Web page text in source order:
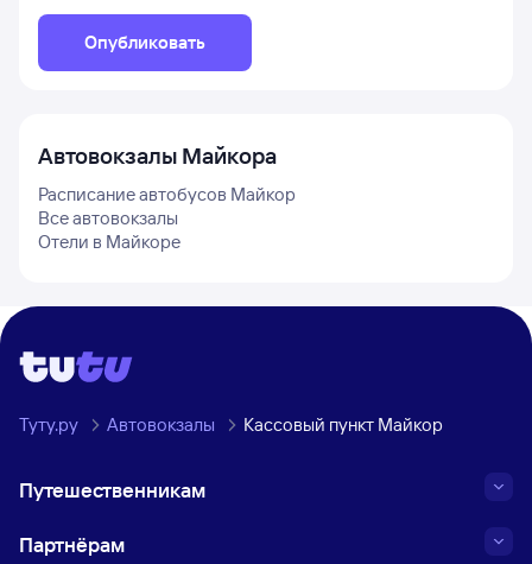
Опубликовать
Автовокзалы Майкора
Расписание автобусов Майкор
Все автовокзалы
Отели в Майкоре
Туту.ру Автовокзалы Кассовый пункт Майкор
Путешественникам
Партнёрам